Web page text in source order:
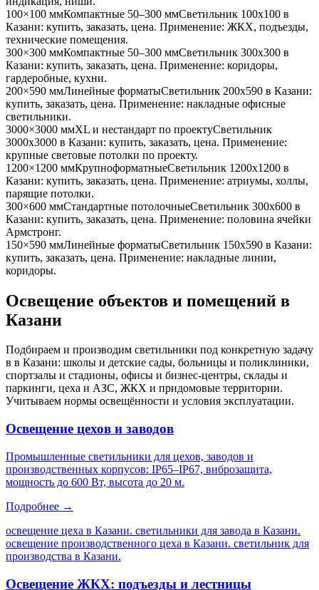
100×100 ммКомпактные 50–300 ммСветильник 100x100 в
Казани: купить, заказать, цена. Применение: ЖКХ, подъезды,
технические помещения.
300×300 ммКомпактные 50–300 ммСветильник 300x300 в
Казани: купить, заказать, цена. Применение: коридоры,
гардеробные, кухни.
200×590 ммЛинейные форматыСветильник 200x590 в Казани:
купить, заказать, цена. Применение: накладные офисные
светильники.
3000×3000 ммXL и нестандарт по проектуСветильник
3000x3000 в Казани: купить, заказать, цена. Применение:
крупные световые потолки по проекту.
1200×1200 ммКрупноформатныеСветильник 1200x1200 в
Казани: купить, заказать, цена. Применение: атриумы, холлы,
парящие потолки.
300×600 ммСтандартные потолочныеСветильник 300x600 в
Казани: купить, заказать, цена. Применение: половина ячейки
Армстронг.
150×590 ммЛинейные форматыСветильник 150x590 в Казани:
купить, заказать, цена. Применение: накладные линии,
коридоры.
Освещение объектов и помещений в
Казани
Подбираем и производим светильники под конкретную задачу
в в Казани: школы и детские сады, больницы и поликлиники,
спортзалы и стадионы, офисы и бизнес-центры, склады и
паркинги, цеха и АЗС, ЖКХ и придомовые территории.
Учитываем нормы освещённости и условия эксплуатации.
Освещение цехов и заводов
Промышленные светильники для цехов, заводов и
производственных корпусов: IP65–IP67, виброзащита,
мощность до 600 Вт, высота до 20 м.
Подробнее →
освещение цеха в Казани. светильники для завода в Казани.
освещение производственного цеха в Казани. светильник для
производства в Казани.
Освещение ЖКХ: подъезды и лестницы